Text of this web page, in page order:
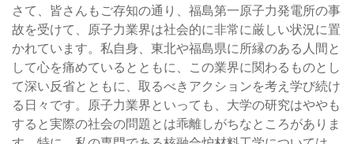
さて、皆さんもご存知の通り、福島第一原子力発電所の事
故を受けて、原子力業界は社会的に非常に厳しい状況に置
かれています。私自身、東北や福島県に所縁のある人間と
して心を痛めているとともに、この業界に関わるものとし
て深い反省とともに、取るべきアクションを考え学び続け
る日々です。原子力業界といっても、大学の研究はややも
すると実際の社会の問題とは乖離しがちなところがありま